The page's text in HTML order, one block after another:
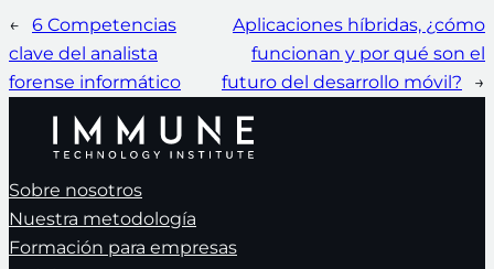
←
6 Competencias
clave del analista
forense informático
Aplicaciones híbridas, ¿cómo
funcionan y por qué son el
futuro del desarrollo móvil?
→
Sobre nosotros
Nuestra metodología
Formación para empresas